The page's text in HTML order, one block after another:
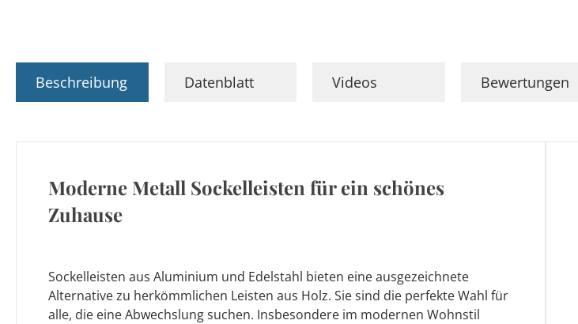
Beschreibung Datenblatt Videos Bewertungen
Moderne Metall Sockelleisten für ein schönes
Zuhause
Sockelleisten aus Aluminium und Edelstahl bieten eine ausgezeichnete
Alternative zu herkömmlichen Leisten aus Holz. Sie sind die perfekte Wahl für
alle, die eine Abwechslung suchen. Insbesondere im modernen Wohnstil